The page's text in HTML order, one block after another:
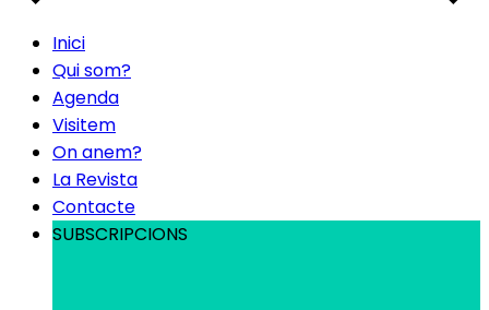
Inici
Qui som?
Agenda
Visitem
On anem?
La Revista
Contacte
SUBSCRIPCIONS